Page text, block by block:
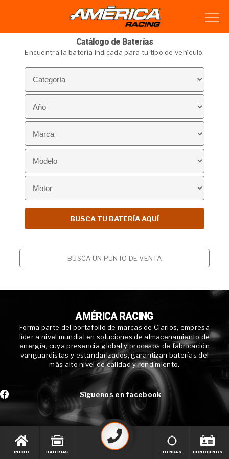
Catálogo de Baterías
Encuentra la batería indicada para tu tipo de vehículo.
BUSCA UN PUNTO DE VENTA
AMÉRICA RACING
Forma parte del portafolio de marcas de Clarios, empresa
líder a nivel mundial en soluciones de almacenamiento de
energía, cuya presencia global y procesos de fabricación
vanguardistas y estandarizados, garantizan baterías del
más alto nivel de calidad y rendimiento.
Síguenos en facebook
INICIO BATERIAS TIENDAS CONÓCENOS